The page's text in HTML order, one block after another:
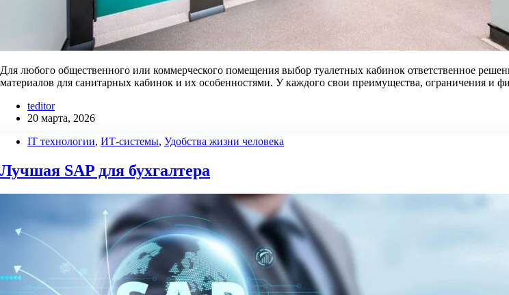
Для любого общественного или коммерческого помещения выбор туалетных кабинок ответственное
материалов для санитарных кабинок и их особенностями. У каждого свои преимущества, ограничения и
teditor
20 марта, 2026
IT технологии, ИТ-системы, Удобства жизни человека
Лучшая SAP для бухгалтера